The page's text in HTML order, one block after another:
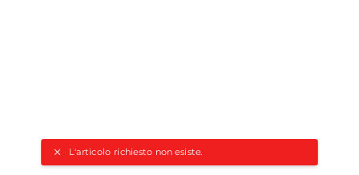
L'articolo richiesto non esiste.